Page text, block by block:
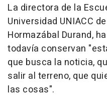
La directora de la
Universidad UNIACC
Hormazábal Durand,
todavía conservan
que busca la noticia,
salir al terreno, que
las cosas".